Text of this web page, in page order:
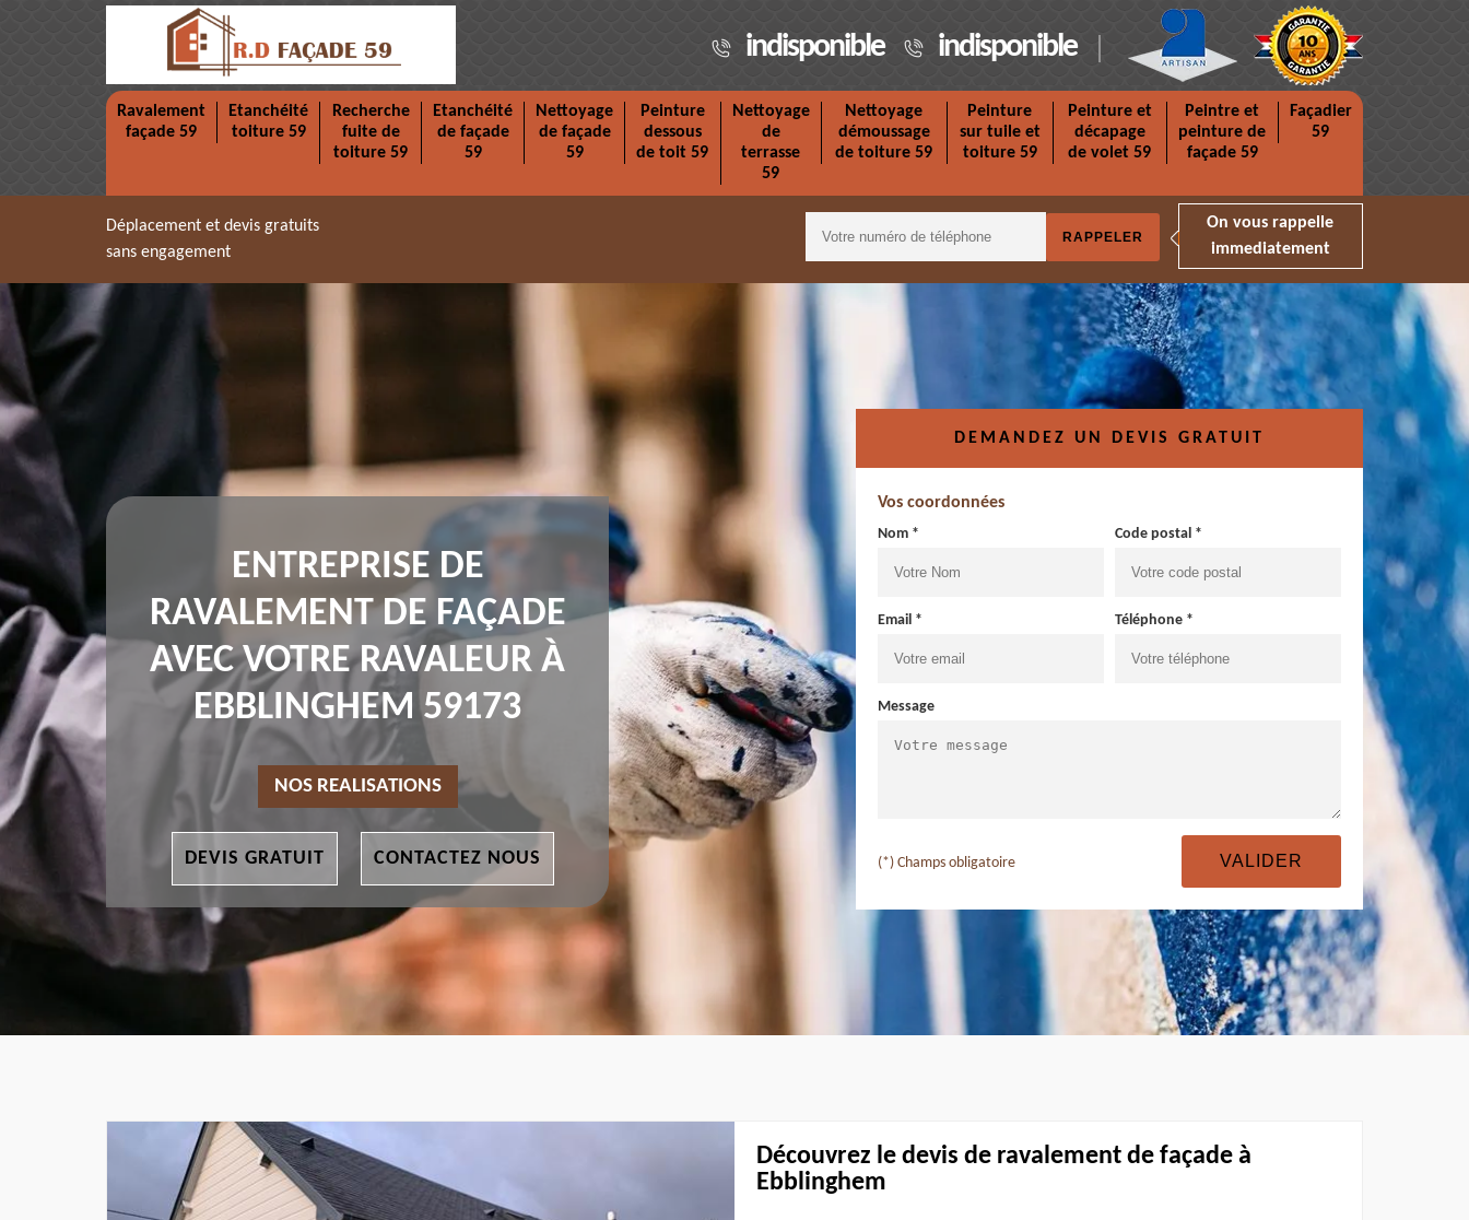
indisponible indisponible
Ravalement
façade 59
Etanchéité
toiture 59
Recherche
fuite de
toiture 59
Etanchéité
de façade
59
Nettoyage
de façade
59
Peinture
dessous
de toit 59
Nettoyage
de
terrasse
59
Nettoyage
démoussage
de toiture 59
Peinture
sur tuile et
toiture 59
Peinture et
décapage
de volet 59
Peintre et
peinture de
façade 59
Façadier
59
Déplacement et devis gratuits
sans engagement
On vous rappelle
immediatement
ENTREPRISE DE
RAVALEMENT DE FAÇADE
AVEC VOTRE RAVALEUR À
EBBLINGHEM 59173
NOS REALISATIONS
DEVIS GRATUIT CONTACTEZ NOUS
DEMANDEZ UN DEVIS GRATUIT
Vos coordonnées
Nom * Code postal *
Email * Téléphone *
Message
(*) Champs obligatoire
Découvrez le devis de ravalement de façade à
Ebblinghem